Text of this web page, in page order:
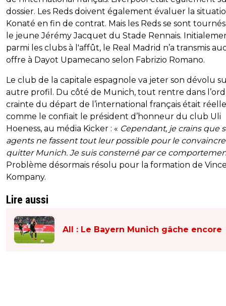
dossier. Les Reds doivent également évaluer la
Konaté en fin de contrat. Mais les Reds se sont
le jeune Jérémy Jacquet du Stade Rennais.
parmi les clubs à l'affût, le Real Madrid n’a transmis
offre à Dayot Upamecano selon Fabrizio Romano.
Le club de la capitale espagnole va jeter son dévolu
autre profil. Du côté de Munich, tout rentre dans
crainte du départ de l’international français était
comme le confiait le président d’honneur du club Uli
Hoeness, au média Kicker : « Cependant, je crains que
agents ne fassent tout leur possible pour le
quitter Munich. Je suis consterné par ce
Problème désormais résolu pour la formation de
Kompany.
Lire aussi
All : Le Bayern Munich gâche encore